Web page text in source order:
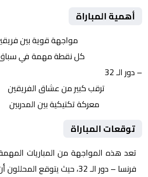
أهمية المباراة
مواجهة قوية بين
كل نقطة مهمة في
– دور الـ 32
ترقب كبير من عشاق الفريقين
معركة تكتيكية بين المدربين
توقعات المباراة
تعد هذه المواجهة من المباريات
فرنسا – دور الـ 32، حيث يتوقع المحللون أن تشهد المباراة: